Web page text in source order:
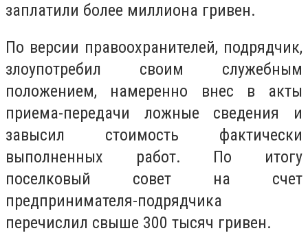
заплатили более миллиона гривен.
По версии правоохранителей, подрядчик,
злоупотребил своим служебным
положением, намеренно внес в акты
приема-передачи ложные сведения и
завысил стоимость фактически
выполненных работ. По итогу
поселковый совет на счет
предпринимателя-подрядчика
перечислил свыше 300 тысяч гривен.